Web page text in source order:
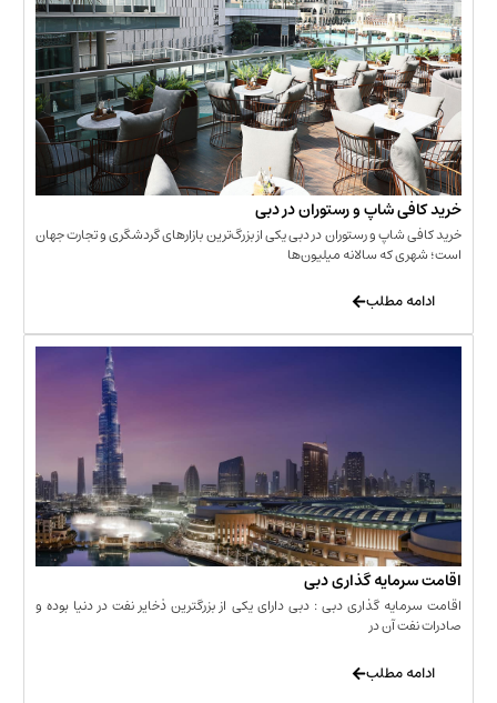
شاپ و رستوران در دبی
و رستوران در دبی یکی از بزرگ‌ترین بازارهای گردشگری و تجارت جهان
سالانه میلیون‌ها
گذاری دبی
گذاری دبی : دبی دارای یکی از بزرگترین ذخایر نفت در دنیا بوده و